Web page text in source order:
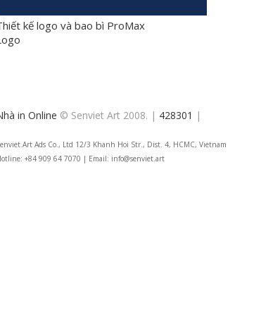
kế logo và bao bì ProMax
in Online © Senviet Art 2008. | 428301 |
Ads Co., Ltd 12/3 Khanh Hoi Str., Dist. 4, HCMC, Vietnam
+84 909 64 7070 | Email: info@senviet.art